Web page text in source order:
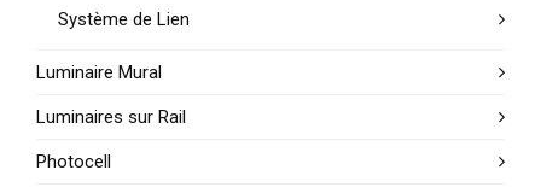
Système de Lien
Luminaire Mural
Luminaires sur Rail
Photocell